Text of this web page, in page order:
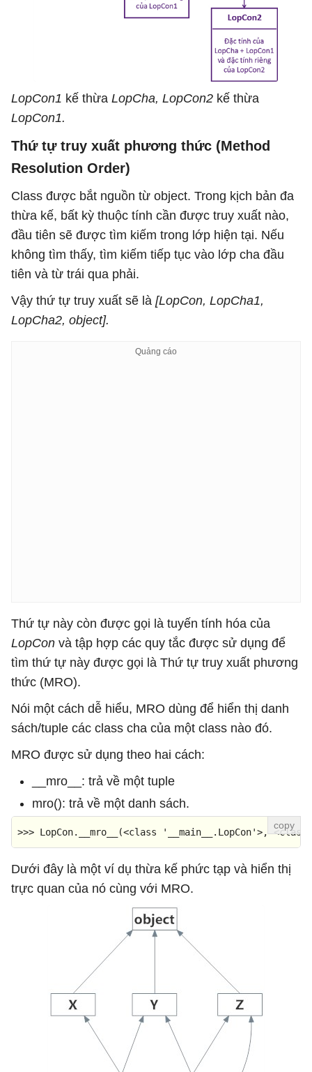
LopCon1 kế thừa LopCha, LopCon2 kế thừa
LopCon1.
Thứ tự truy xuất phương thức (Method
Resolution Order)
Class được bắt nguồn từ object. Trong kịch bản đa
thừa kế, bất kỳ thuộc tính cần được truy xuất nào,
đầu tiên sẽ được tìm kiếm trong lớp hiện tại. Nếu
không tìm thấy, tìm kiếm tiếp tục vào lớp cha đầu
tiên và từ trái qua phải.
Vậy thứ tự truy xuất sẽ là [LopCon, LopCha1,
LopCha2, object].
Thứ tự này còn được gọi là tuyến tính hóa của
LopCon và tập hợp các quy tắc được sử dụng để
tìm thứ tự này được gọi là Thứ tự truy xuất phương
thức (MRO).
Nói một cách dễ hiểu, MRO dùng để hiển thị danh
sách/tuple các class cha của một class nào đó.
MRO được sử dụng theo hai cách:
__mro__: trả về một tuple
mro(): trả về một danh sách.
>>> LopCon.__mro__(<class '__main__.LopCon'>, <class
Dưới đây là một ví dụ thừa kế phức tạp và hiển thị
trực quan của nó cùng với MRO.